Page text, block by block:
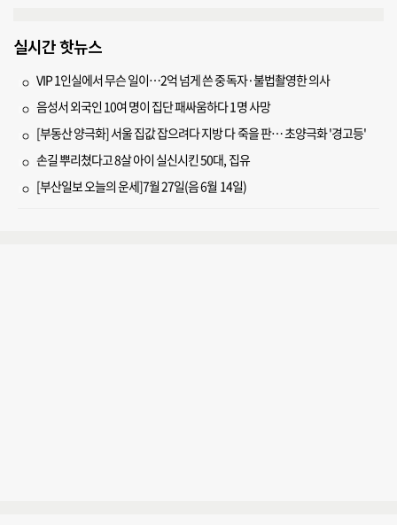
실시간 핫뉴스
VIP 1인실에서 무슨 일이…2억 넘게 쓴 중독자·불법촬영한 의사
음성서 외국인 10여 명이 집단 패싸움하다 1명 사망
[부동산 양극화] 서울 집값 잡으려다 지방 다 죽을 판… 초양극화 '경고등'
손길 뿌리쳤다고 8살 아이 실신시킨 50대, 집유
[부산일보 오늘의 운세]7월 27일(음 6월 14일)